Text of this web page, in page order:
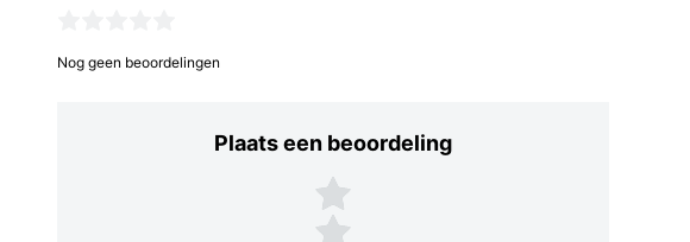
Nog geen beoordelingen
Plaats een beoordeling
Plaats een beoordeling
5 sterren
4 sterren